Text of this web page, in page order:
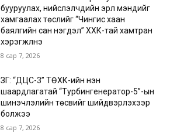
бууруулах, нийслэлчүүдийн эрүүл мэндийг
хамгаалах төслийг “Чингис хаан
баялгийн сан нэгдэл” ХХК-тай хамтран
хэрэгжүүлнэ
8 сар 7, 2026
ЗГ: “ДЦС-3” ТӨХК-ийн нэн
шаардлагатай “Турбингенератор-5”-ын
шинэчлэлийн төсвийг шийдвэрлэхээр
болжээ
8 сар 7, 2026